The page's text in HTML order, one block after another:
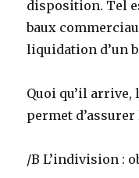
disposition. Tel
baux
liquidation d’un
Quoi qu’il arrive,
permet
/B L’indivision :